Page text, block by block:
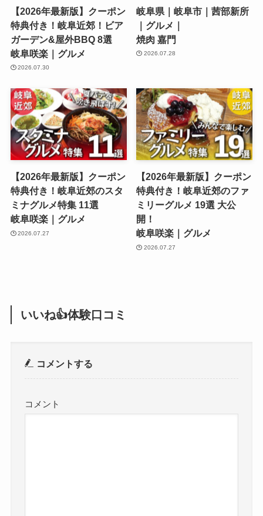
【2026年最新版】クーポン
特典付き！岐阜近郊！ビア
ガーデン&屋外BBQ 8選
岐阜咲楽｜グルメ
2026.07.30
岐阜県｜岐阜市｜茜部新所
｜グルメ｜
焼肉 嘉門
2026.07.28
【2026年最新版】クーポン
特典付き！岐阜近郊のスタ
ミナグルメ特集 11選
岐阜咲楽｜グルメ
2026.07.27
【2026年最新版】クーポン
特典付き！岐阜近郊のファ
ミリーグルメ 19選 大公
開！
岐阜咲楽｜グルメ
2026.07.27
いいね👍体験口コミ
コメントする
コメント